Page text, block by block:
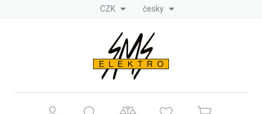
CZK česky